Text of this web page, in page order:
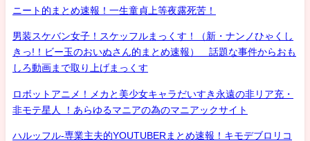
ニート的まとめ速報！一生童貞上等夜露死苦！
男装スケバン女子！スケッフルまっくす！（新・ナンノひゃくし
きっ!！ビー玉のおいぬさん的まとめ速報） 話題な事件からおも
しろ動画まで取り上げまっくす
ロボットアニメ！メカと美少女キャラだいすき永遠の非リア充・
非モテ星人 ！あらゆるマニアの為のマニアックサイト
ハルッフル-専業主夫的YOUTUBERまとめ速報！キモデブロリコ